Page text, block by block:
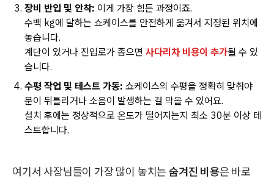
장비 반입 및 안착: 이게 가장 힘든 과정이죠.
수백 kg에 달하는 쇼케이스를 안전하게 옮겨서 지정된 위치에
놓습니다.
계단이 있거나 진입로가 좁으면 사다리차 비용이 추가될 수 있
습니다.
수평 작업 및 테스트 가동: 쇼케이스의 수평을 정확히 맞춰야
문이 뒤틀리거나 소음이 발생하는 걸 막을 수 있어요.
설치 후에는 정상적으로 온도가 떨어지는지 최소 30분 이상 테
스트합니다.
여기서 사장님들이 가장 많이 놓치는숨겨진 비용은 바로